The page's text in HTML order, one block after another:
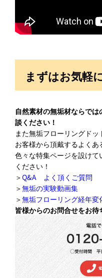
まずはお気軽
自然素材の無垢材ならで
談ください！
また無垢フローリングドッ
お客様から頂戴するよくあ
色々な特集ページを設け
ください！
＞Q&A よく頂くご質問
＞無垢の実験動画集
＞無垢フローリング経年変
皆様からのお問合せをお待